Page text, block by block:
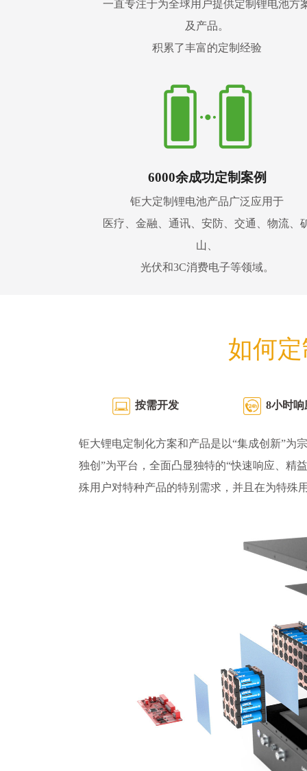
一直专注于为全球用户提供定制锂电池方
及产品。
积累了丰富的定制经验
6000余成功定制案例
钜大定制锂电池产品广泛应用于
医疗、金融、通讯、安防、交通、物流、
山、
光伏和3C消费电子等领域。
如何
按需开发 8小时响
钜大锂电定制化方案和产品是以“集成创新”为
独创”为平台，全面凸显独特的“快速响应、精
殊用户对特种产品的特别需求，并且在为特殊